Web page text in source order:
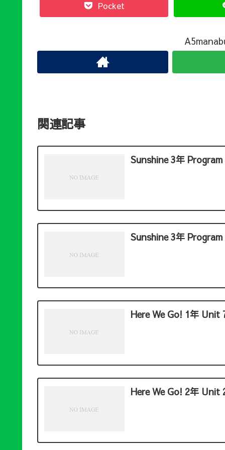
Pocket
関連記事
Sunshine 3年
Sunshine 3年
Here We Go! 1年 Unit
Here We Go! 2年 Unit